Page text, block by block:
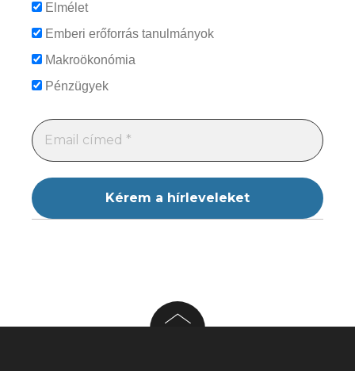
Elmélet
Emberi erőforrás tanulmányok
Makroökonómia
Pénzügyek